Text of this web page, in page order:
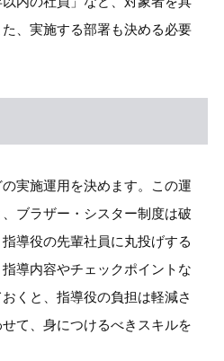
、実施する部署も決める必要
の実施運用を決めます。この運
ブラザー・シスター制度は破
導役の先輩社員に丸投げする
導内容やチェックポイントな
くと、指導役の負担は軽減さ
て、身につけるべきスキルを